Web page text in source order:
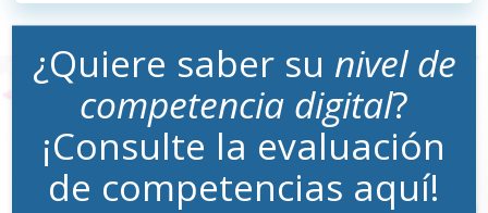
¿Quiere saber su nivel de
competencia digital?
¡Consulte la evaluación
de competencias aquí!